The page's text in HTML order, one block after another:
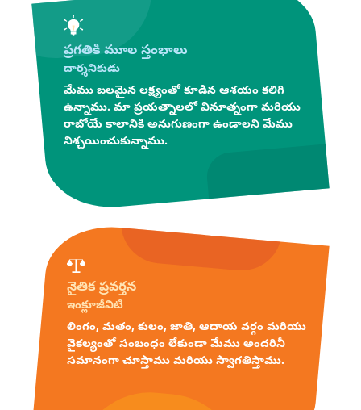
ప్రగతికి మూల స్తంభాలు
దార్శనికుడు
మేము బలమైన లక్ష్యంతో కూడిన ఆశయం కలిగి
ఉన్నాము. మా ప్రయత్నాలలో వినూత్నంగా మరియు
రాబోయే కాలానికి అనుగుణంగా ఉండాలని మేము
నిశ్చయించుకున్నాము.
నైతిక ప్రవర్తన
ఇంక్లూజీవిటి
లింగం, మతం, కులం, జాతి, ఆదాయ వర్గం మరియు
వైకల్యంతో సంబంధం లేకుండా మేము అందరినీ
సమానంగా చూస్తాము మరియు స్వాగతిస్తాము.